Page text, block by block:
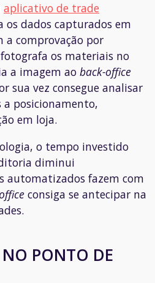
aplicativo de trade
os dados capturados em
a comprovação por
os materiais no
a imagem ao back-office
sua vez consegue analisar
a posicionamento,
em loja.
o tempo investido
diminui
automatizados fazem com
consiga se antecipar na
PONTO DE